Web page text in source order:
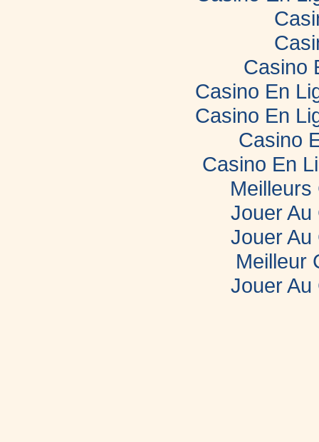
Casino
Casino En
Casino En
Casino
Casino En
Meilleurs
Jouer Au
Jouer Au
Meilleur
Jouer Au